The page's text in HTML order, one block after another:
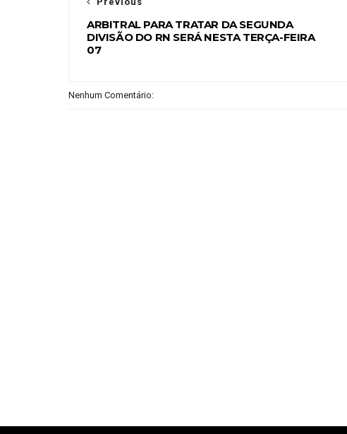
ARBITRAL PARA TRATAR DA SEGUNDA
DIVISÃO DO RN SERÁ NESTA TERÇA-FEIRA
07
Nenhum Comentário: